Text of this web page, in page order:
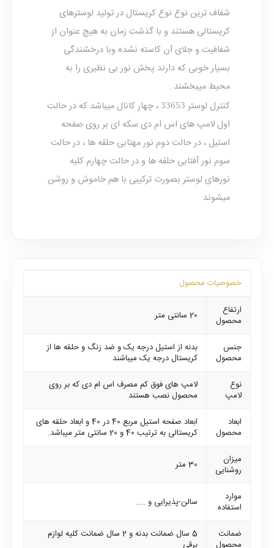
شفاف ترین نوع نوع کریستال در تولید لوسترهای
کریستالی هستند و با گذشت زمان به هیچ عنوان از
شفافیت و جلای آن کاسته نشده وبا درخشندگی
بسیار خوبی که دارند پخش نور بی نظیری را به
محیط میبخشند .
کنترل لوستر 33653 ، چهار کانال میباشد که در حالت
اول لامپ های اس ام دی سکه ای بر روی صفحه
استیل ، در حالت دوم نور مهتابی حلقه ها ، در حالت
سوم نور آفتابی حلقه ها و در حالت چهارم کلیه
نورهای لوستر بصورت ترکیبی با هم خاموش و روشن
میشوند
خصوصیات محصول
ارتفاع
محصول
20 سانتی متر
جنس
محصول
بدنه از استیل درجه یک و ضد زنگ و حلقه ها از
کریستال درجه یک میباشند
نوع
لامپ
لامپ های فوق کم مصرف اس ام دی که بر روی
محصول نصب هستند
ابعاد
محصول
ابعاد صفحه استیل مربع 40 در 40 و ابعاد حلقه های
کریستالی به ترتیب 40 و 20 سانتی متر میباشد.
میزان
روشنایی
30 متر
موارد
استفاده
سالن-پذیرایی و ....
ضمانت
محصول
5 سال ضمانت بدنه و 2 سال ضمانت کلیه لوازم
برقی